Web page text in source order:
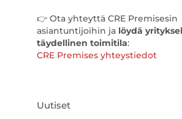
👉 Ota yhteyttä CRE Premisesin
asiantuntijoihin ja löydä
täydellinen toimitila:
CRE Premises yhteystiedot
Uutiset